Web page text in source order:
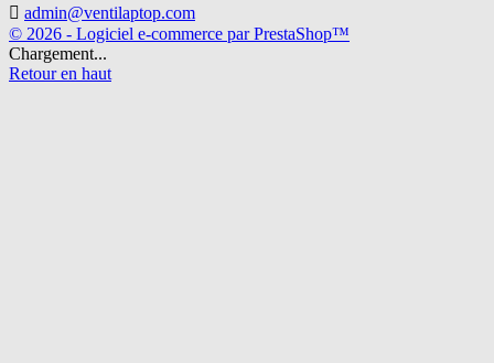
 admin@ventilaptop.com
© 2026 - Logiciel e-commerce par PrestaShop™
Chargement...
Retour en haut